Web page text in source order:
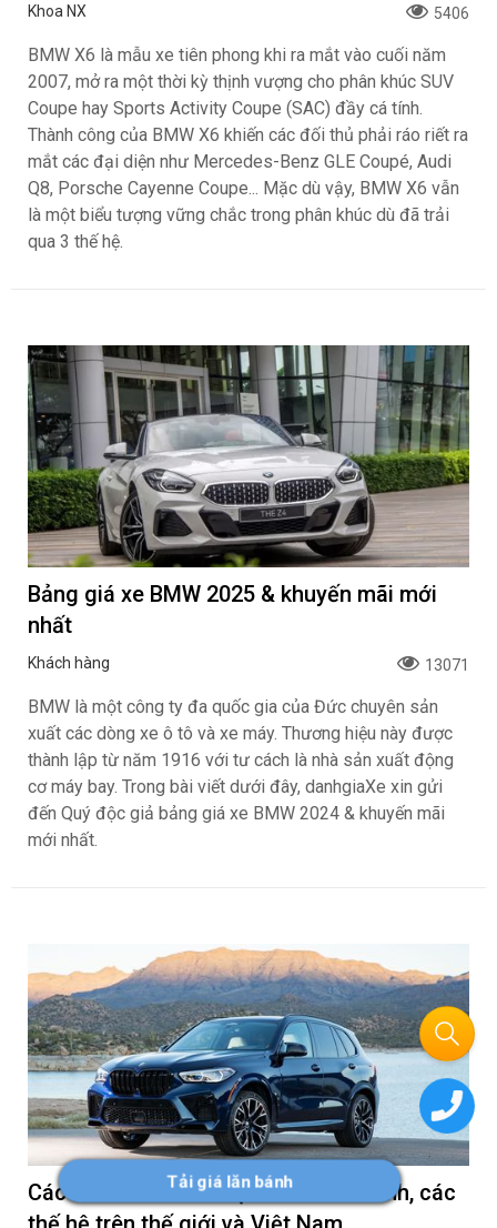
Khoa NX 5406
BMW X6 là mẫu xe tiên phong khi ra mắt vào cuối năm
2007, mở ra một thời kỳ thịnh vượng cho phân khúc SUV
Coupe hay Sports Activity Coupe (SAC) đầy cá tính.
Thành công của BMW X6 khiến các đối thủ phải ráo riết ra
mắt các đại diện như Mercedes-Benz GLE Coupé, Audi
Q8, Porsche Cayenne Coupe... Mặc dù vậy, BMW X6 vẫn
là một biểu tượng vững chắc trong phân khúc dù đã trải
qua 3 thế hệ.
Bảng giá xe BMW 2025 & khuyến mãi mới
nhất
Khách hàng 13071
BMW là một công ty đa quốc gia của Đức chuyên sản
xuất các dòng xe ô tô và xe máy. Thương hiệu này được
thành lập từ năm 1916 với tư cách là nhà sản xuất động
cơ máy bay. Trong bài viết dưới đây, danhgiaXe xin gửi
đến Quý độc giả bảng giá xe BMW 2024 & khuyến mãi
mới nhất.
Các đời xe BMW X5: lịch sử hình thành, các
Tải giá lăn bánh